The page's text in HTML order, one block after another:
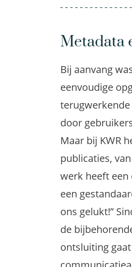
Metadata
Bij aanvang
eenvoudige
door
Maar bij KWR
publicaties,
werk heeft
een
ons gelukt!”
de
ontsluiting